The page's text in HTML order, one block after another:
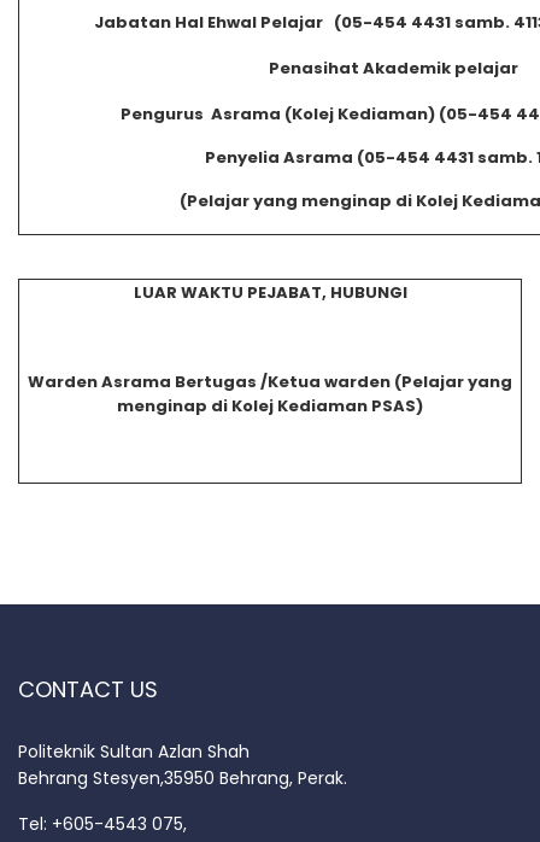
Jabatan Hal Ehwal Pelajar (05-454 4431 samb.
Penasihat Akademik pelajar
Pengurus Asrama (Kolej Kediaman) (05-454
Penyelia Asrama (05-454 4431 samb.
(Pelajar yang menginap di Kolej
LUAR WAKTU PEJABAT, HUBUNGI
Warden Asrama Bertugas /Ketua warden (Pelajar yang
menginap di Kolej Kediaman PSAS)
CONTACT US
Politeknik Sultan Azlan Shah
Behrang Stesyen,35950 Behrang, Perak.
Tel: +605-4543 075,